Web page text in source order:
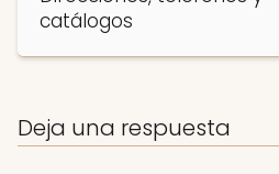
catálogos
Deja una respuesta